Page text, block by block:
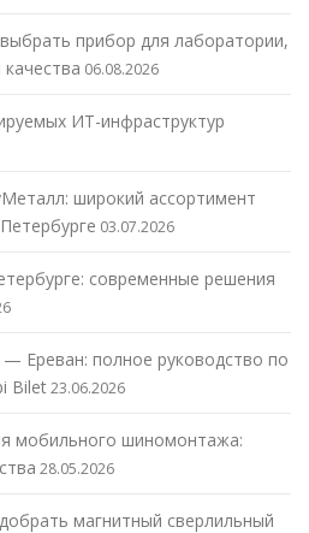
прибор для лаборатории,
06.08.2026
ИТ-инфраструктур
широкий ассортимент
03.07.2026
современные решения
Ереван: полное руководство по
Bilet23.06.2026
мобильного шиномонтажа:
28.05.2026
магнитный сверлильный